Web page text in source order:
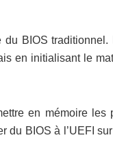
BIOS traditionnel.
en initialisant le
en mémoire
du BIOS à l’UEFI